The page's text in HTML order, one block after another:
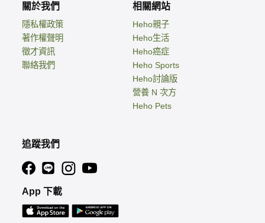
關於我們
隱私權政策
著作權聲明
徵才資訊
聯絡我們
相關網站
Heho親子
Heho生活
Heho癌症
Heho Sports
Heho討論版
營養 N 次方
Heho Pets
追蹤我們
App 下載